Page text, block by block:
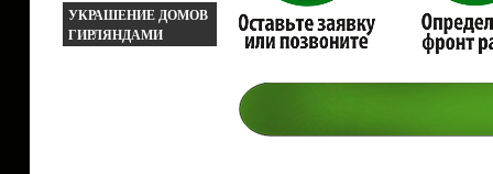
УКРАШЕНИЕ ДОМОВ
ГИРЛЯНДАМИ